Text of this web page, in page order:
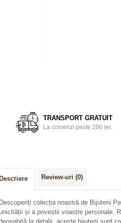
TRANSPORT GRATUIT
La comenzi peste 200 lei.
Descriere Review-uri (0)
Descoperiți colecția noastră de Bijuterii
și a poveștii voastre personale.
la detalii, aceste bijuterii sunt